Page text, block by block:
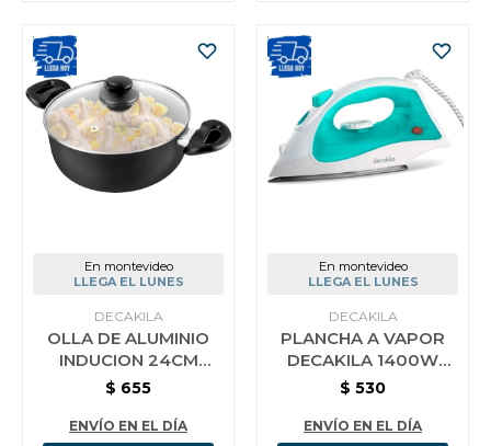
En montevideo
LLEGA EL LUNES
DECAKILA
OLLA DE ALUMINIO
INDUCION 24CM
DECAKILA KMEP011B
$ 655
ENVÍO EN EL DÍA
En montevideo
LLEGA EL LUNES
DECAKILA
PLANCHA A VAPOR
DECAKILA 1400W
KEEN019V
$ 530
ENVÍO EN EL DÍA